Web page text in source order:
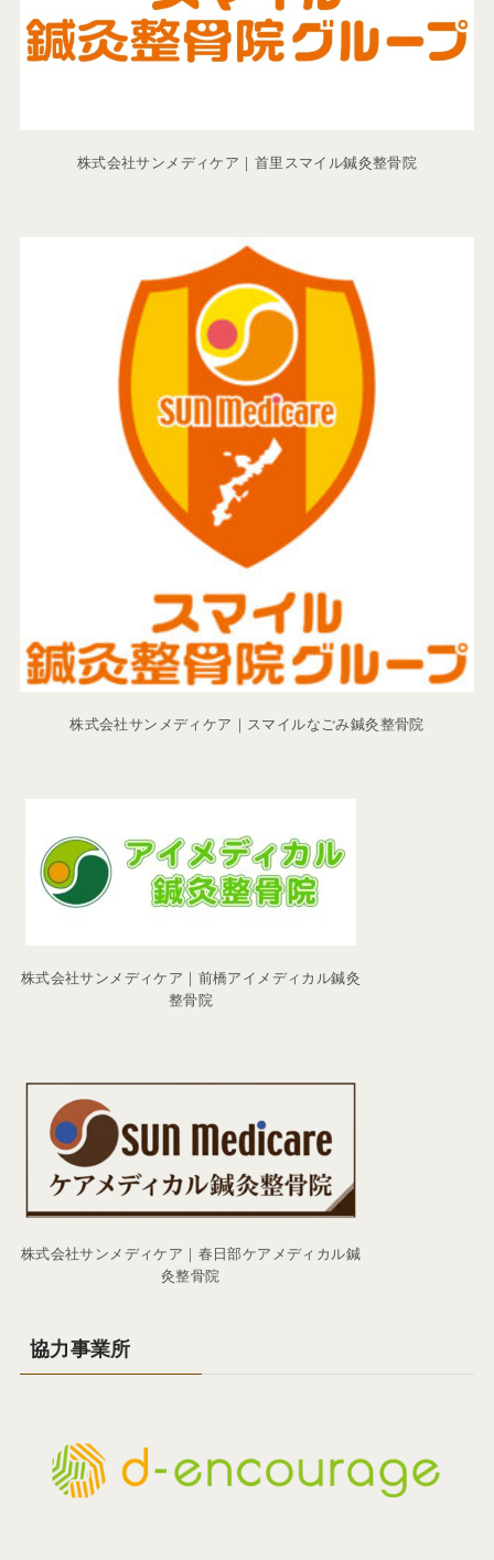
株式会社サンメディケア｜首里スマイル鍼灸整骨院
株式会社サンメディケア｜スマイルなごみ鍼灸整骨院
株式会社サンメディケア｜前橋アイメディカル鍼灸
整骨院
株式会社サンメディケア｜春日部ケアメディカル鍼
灸整骨院
協力事業所